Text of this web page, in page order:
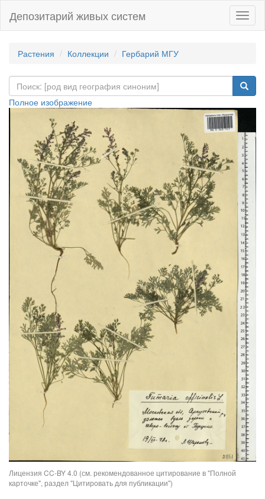
Депозитарий живых систем
Растения Коллекции Гербарий МГУ
Полное изображение
Лицензия CC-BY 4.0 (см. рекомендованное цитирование в "Полной
карточке", раздел "Цитировать для публикации")